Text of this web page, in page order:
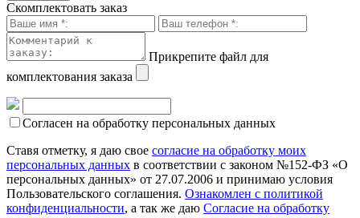
Скомплектовать заказ
Прикрепите файл для
комплектования заказа
Согласен на обработку персональных данных
Ставя отметку, я даю свое согласие на обработку моих
персональных данных в соответствии с законом №152-ФЗ «О
персональных данных» от 27.07.2006 и принимаю условия
Пользовательского соглашения. Ознакомлен с политикой
конфиденциальности, а так же даю Согласие на обработку